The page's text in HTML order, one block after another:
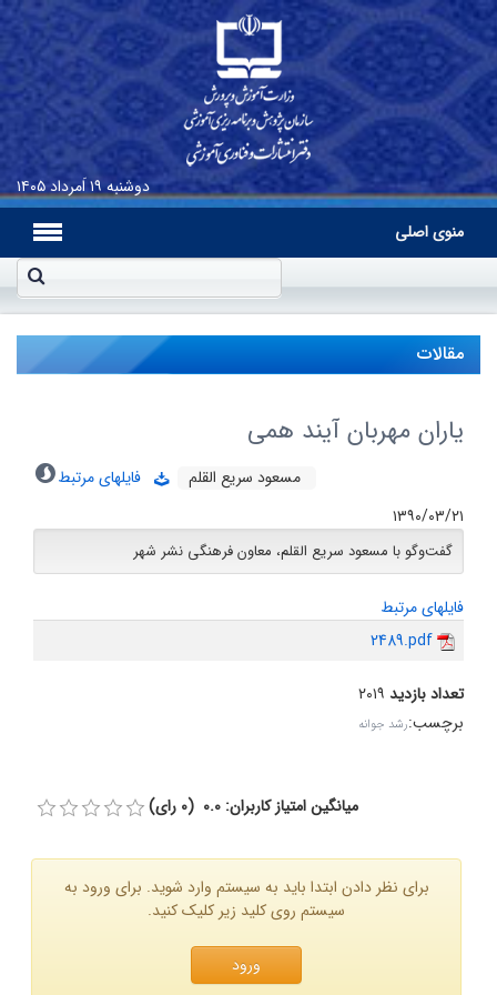
دوشنبه۱۹ اَمرداد ۱۴۰۵
منوی اصلی
مقالات
یاران مهربان آیند همی
مسعود سریع القلم
فایلهای مرتبط
۱۳۹۰/۰۳/۲۱
گفت‌وگو با مسعود سریع القلم، معاون فرهنگی نشر شهر
فایلهای مرتبط
2489.pdf
تعداد بازدید ۲۰۱۹
برچسب:رشد جوانه
میانگین امتیاز کاربران: 0.0 (0 رای)
برای نظر دادن ابتدا باید به سیستم وارد شوید. برای ورود به
سیستم روی کلید زیر کلیک کنید.
ورود